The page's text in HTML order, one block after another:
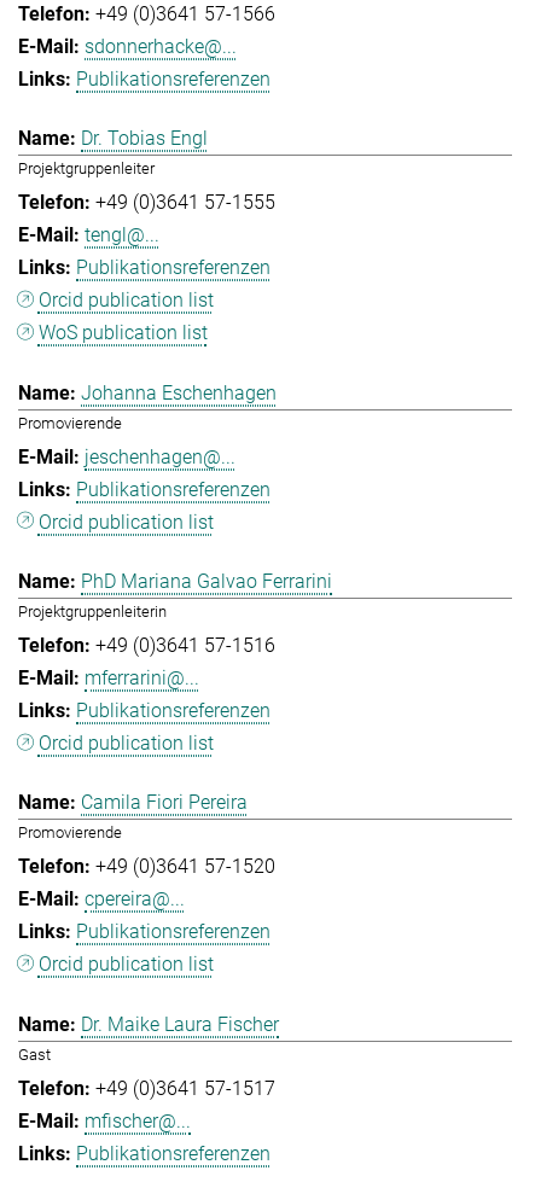
+49 (0)3641 57-1566
sdonnerhacke@...
Publikationsreferenzen
Dr. Tobias Engl
Projektgruppenleiter
+49 (0)3641 57-1555
tengl@...
Publikationsreferenzen
Orcid publication list
WoS publication list
Johanna Eschenhagen
Promovierende
jeschenhagen@...
Publikationsreferenzen
Orcid publication list
PhD Mariana Galvao Ferrarini
Projektgruppenleiterin
+49 (0)3641 57-1516
mferrarini@...
Publikationsreferenzen
Orcid publication list
Camila Fiori Pereira
Promovierende
+49 (0)3641 57-1520
cpereira@...
Publikationsreferenzen
Orcid publication list
Dr. Maike Laura Fischer
Gast
+49 (0)3641 57-1517
mfischer@...
Publikationsreferenzen